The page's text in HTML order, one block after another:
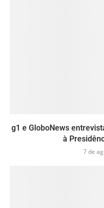
g1 e GloboNews
à
7 de